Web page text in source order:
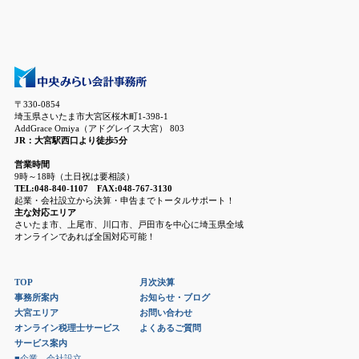
〒330-0854
埼玉県さいたま市大宮区桜木町1-398-1
AddGrace Omiya（アドグレイス大宮） 803
JR：大宮駅西口より徒歩5分
営業時間
9時～18時（土日祝は要相談）
TEL:048-840-1107 FAX:048-767-3130
起業・会社設立から決算・申告までトータルサポート！
主な対応エリア
さいたま市、上尾市、川口市、戸田市を中心に埼玉県全域
オンラインであれば全国対応可能！
TOP
事務所案内
大宮エリア
オンライン税理士サービス
サービス案内
月次決算
お知らせ・ブログ
お問い合わせ
よくあるご質問